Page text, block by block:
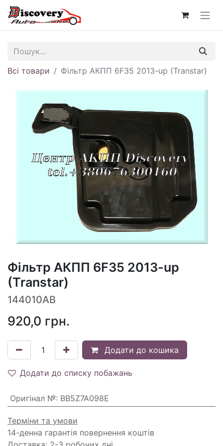
Всі товари Фільтр АКПП 6F35 2013-up (Transtar)
Фільтр АКПП 6F35 2013-up
(Transtar)
144010AB
920,0 грн.
Додати до кошика
Додати до списку побажань
Оригінал №: BB5Z7A098E
Терміни та умови
14-денна гарантія повернення коштів